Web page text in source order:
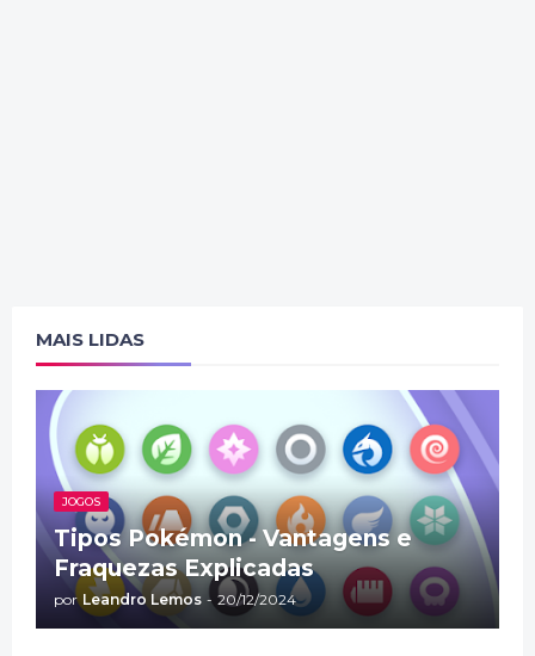
MAIS LIDAS
JOGOS
Tipos Pokémon - Vantagens e
Fraquezas Explicadas
por Leandro Lemos - 20/12/2024